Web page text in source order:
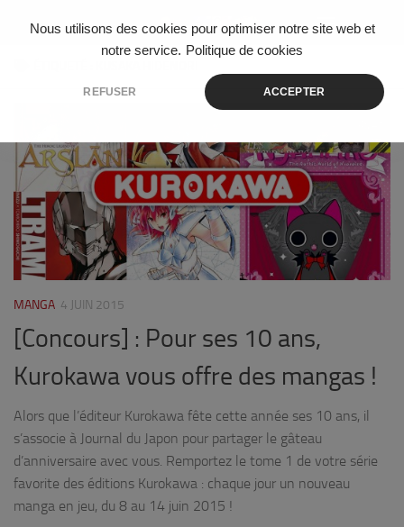
Nous utilisons des cookies pour optimiser notre site web et
notre service. Politique de cookies
REFUSER ACCEPTER
Skip to content
MANGA 4 JUIN 2015
[Concours] : Pour ses 10 ans,
Kurokawa vous offre des mangas !
Alors que l’éditeur Kurokawa fête cette année ses 10 ans, il
s’associe à Journal du Japon pour partager le gâteau
d’anniversaire avec vous. Remportez le tome 1 de votre série
favorite des éditions Kurokawa : chaque jour un nouveau
manga en jeu, du 8 au 14 juin 2015 !